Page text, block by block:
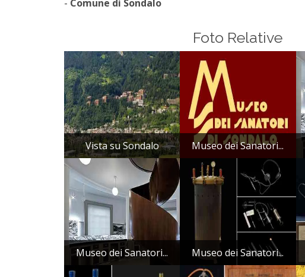
Foto Relative
Vista su Sondalo Museo dei Sanatori...
Museo dei Sanatori... Museo dei Sanatori...